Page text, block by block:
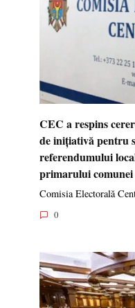
CEC a respins
de inițiativă pentru
referendumului
primarului comunei
Comisia Electorală
0